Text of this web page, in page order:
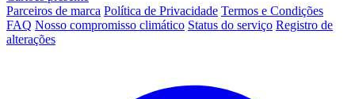
Parceiros de marca Política de Privacidade Termos e Condições
FAQ Nosso compromisso climático Status do serviço Registro de
alterações